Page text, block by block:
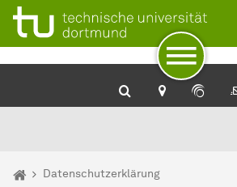
Zum Navigationspfad
Unterseiten von „Meta“
Zur Navigation
Zum Schnellzugriff
Zum Fuß der Seite mit weiteren Services
Zum Inhalt
Zur Startseite
Sie sind hier:
Startseite
Datenschutzerklärung